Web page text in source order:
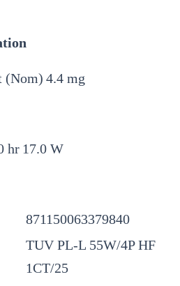
(Nom) 4.4 mg
hr 17.0 W
871150063379840
TUV PL-L 55W/4P HF
1CT/25